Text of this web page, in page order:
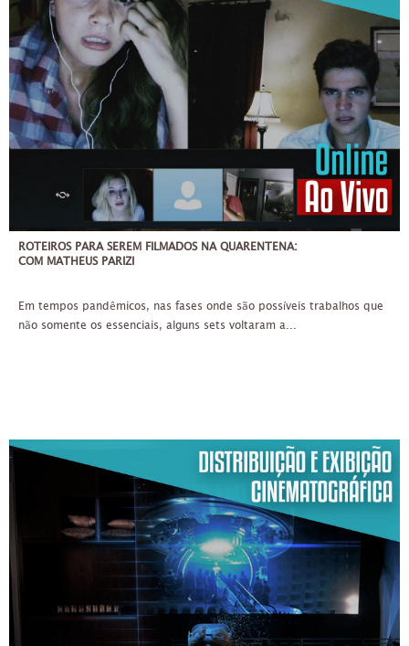
ATÉ 30 PESSOAS
ATÉ 4X DE 130,00
ROTEIROS PARA SEREM FILMADOS NA QUARENTENA:
COM MATHEUS PARIZI
Em tempos pandêmicos, nas fases onde são possíveis trabalhos que
não somente os essenciais, alguns sets voltaram a...
TER, QUI
01/04/2021
ATÉ 20 PESSOAS
ATÉ 7X DE 414,29